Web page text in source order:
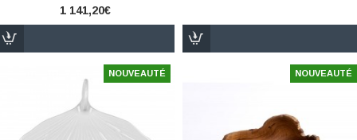
1 141,20€
NOUVEAUTÉ NOUVEAUTÉ